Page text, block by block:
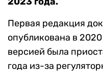
Первая редакция
опубликована в
версией была
года из-за